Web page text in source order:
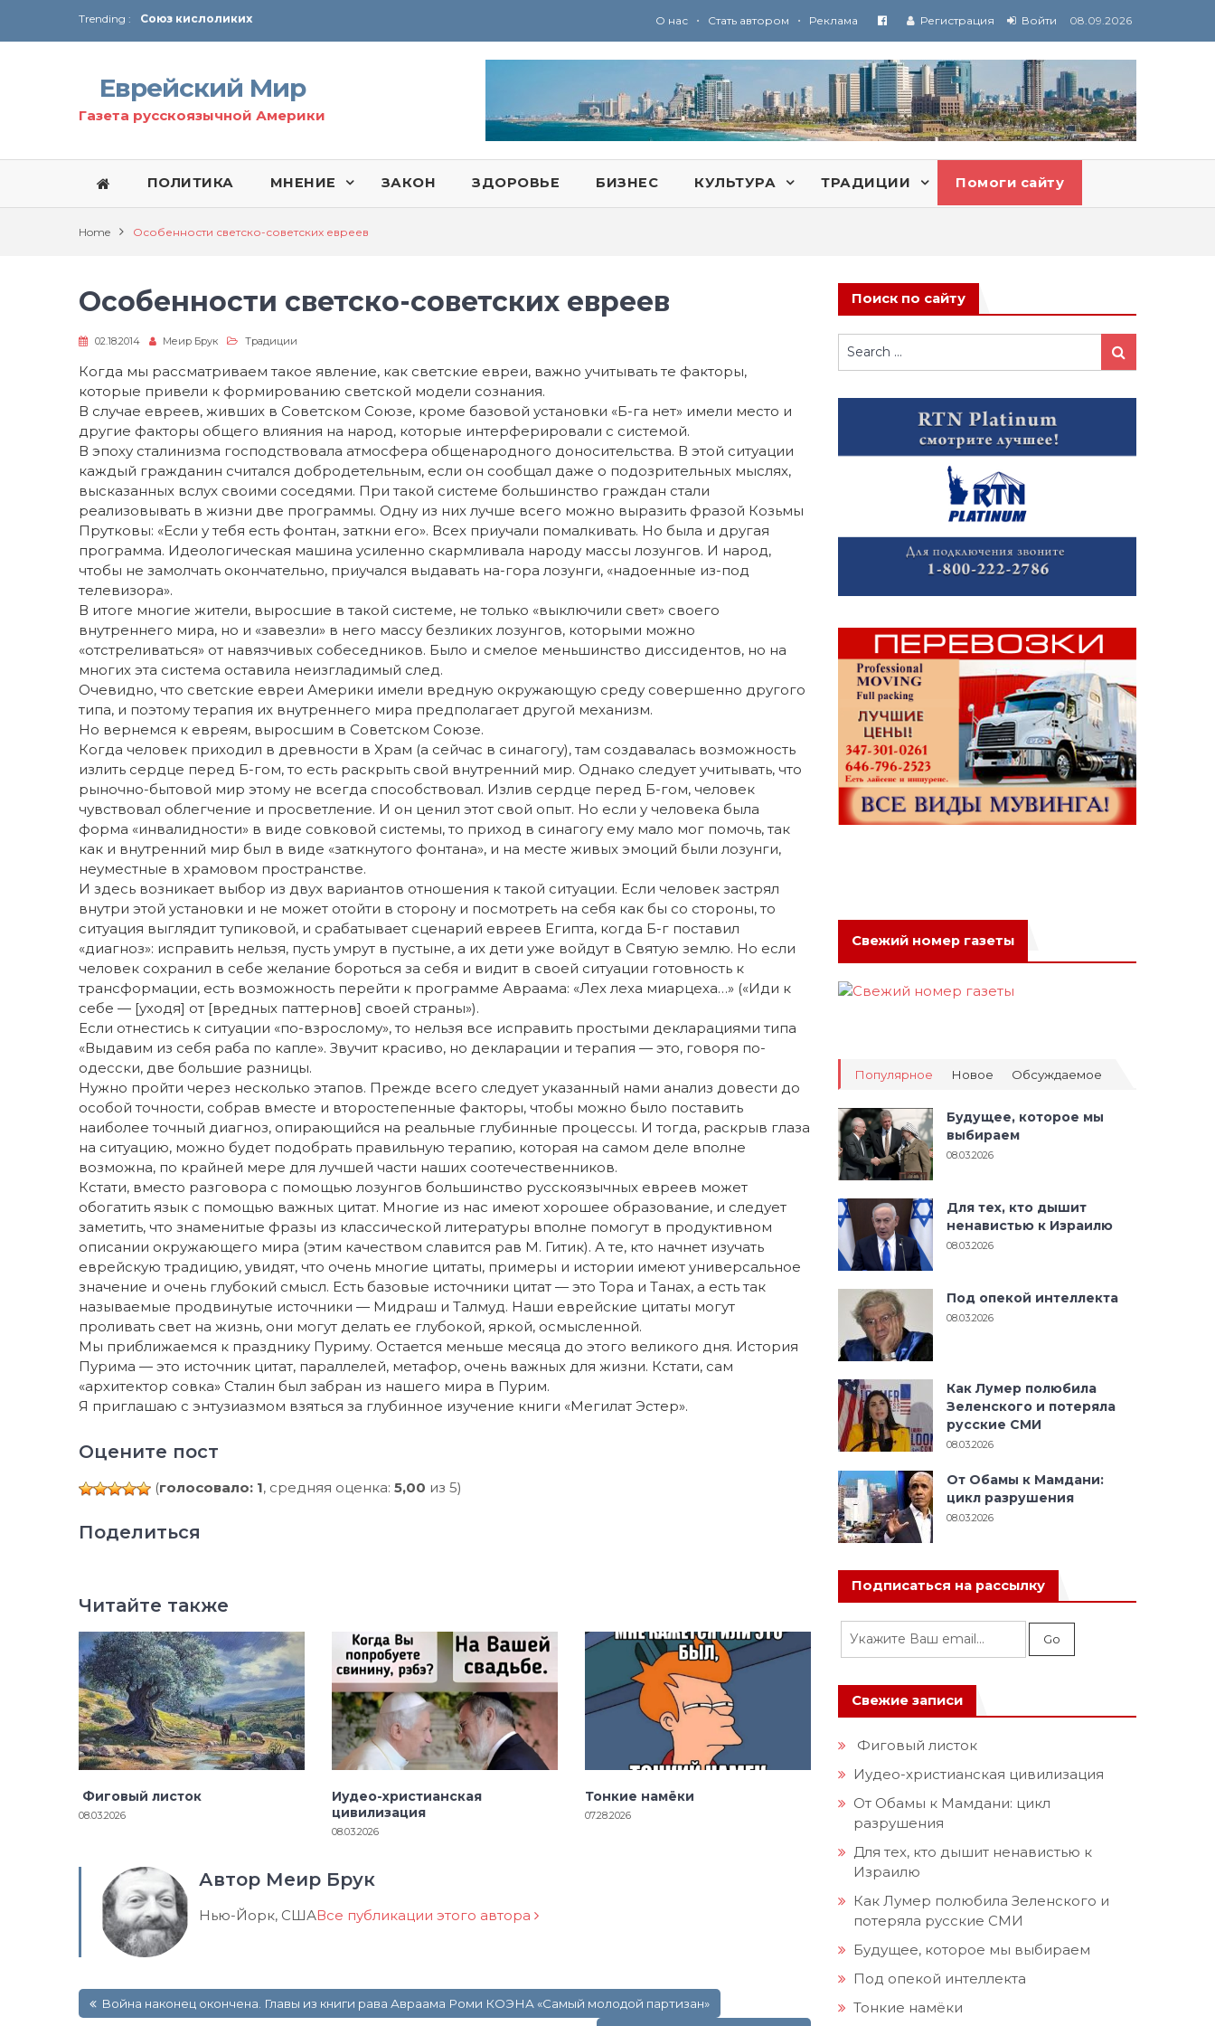
Trending :
Соглашение США с Ираном
Технология Революции в Иране
Ю
ридические услуги адвокатской коллегии «Эли Гервиц»: полное сопровождение на всех этапах
От Ирана до Ливана и Газы
О нас • Стать автором • Реклама Регистрация Войти 08.09.2026
Еврейский Мир
Газета русскоязычной Америки
ПОЛИТИКА МНЕНИЕ ЗАКОН ЗДОРОВЬЕ БИЗНЕС КУЛЬТУРА ТРАДИЦИИ Помоги сайту
Home Особенности светско-советских евреев
Особенности светско-советских евреев
02.18.2014 Меир Брук Традиции
Когда мы рассматриваем такое явление, как светские евреи, важно учитывать те факторы,
которые привели к формированию светской модели сознания.
В случае евреев, живших в Советском Союзе, кроме базовой установки «Б-га нет» имели место и
другие факторы общего влияния на народ, которые интерферировали с системой.
В эпоху сталинизма господствовала атмосфера общенародного доносительства. В этой ситуации
каждый гражданин считался добродетельным, если он сообщал даже о подозрительных мыслях,
высказанных вслух своими соседями. При такой системе большинство граждан стали
реализовывать в жизни две программы. Одну из них лучше всего можно выразить фразой Козьмы
Прутковы: «Если у тебя есть фонтан, заткни его». Всех приучали помалкивать. Но была и другая
программа. Идеологическая машина усиленно скармливала народу массы лозунгов. И народ,
чтобы не замолчать окончательно, приучался выдавать на-гора лозунги, «надоенные из-под
телевизора».
В итоге многие жители, выросшие в такой системе, не только «выключили свет» своего
внутреннего мира, но и «завезли» в него массу безликих лозунгов, которыми можно
«отстреливаться» от навязчивых собеседников. Было и смелое меньшинство диссидентов, но на
многих эта система оставила неизгладимый след.
Очевидно, что светские евреи Америки имели вредную окружающую среду совершенно другого
типа, и поэтому терапия их внутреннего мира предполагает другой механизм.
Но вернемся к евреям, выросшим в Советском Союзе.
Когда человек приходил в древности в Храм (а сейчас в синагогу), там создавалась возможность
излить сердце перед Б-гом, то есть раскрыть свой внутренний мир. Однако следует учитывать, что
рыночно-бытовой мир этому не всегда способствовал. Излив сердце перед Б-гом, человек
чувствовал облегчение и просветление. И он ценил этот свой опыт. Но если у человека была
форма «инвалидности» в виде совковой системы, то приход в синагогу ему мало мог помочь, так
как и внутренний мир был в виде «заткнутого фонтана», и на месте живых эмоций были лозунги,
неуместные в храмовом пространстве.
И здесь возникает выбор из двух вариантов отношения к такой ситуации. Если человек застрял
внутри этой установки и не может отойти в сторону и посмотреть на себя как бы со стороны, то
ситуация выглядит тупиковой, и срабатывает сценарий евреев Египта, когда Б-г поставил
«диагноз»: исправить нельзя, пусть умрут в пустыне, а их дети уже войдут в Святую землю. Но если
человек сохранил в себе желание бороться за себя и видит в своей ситуации готовность к
трансформации, есть возможность перейти к программе Авраама: «Лех леха миарцеха…» («Иди к
себе — [уходя] от [вредных паттернов] своей страны»).
Если отнестись к ситуации «по-взрослому», то нельзя все исправить простыми декларациями типа
«Выдавим из себя раба по капле». Звучит красиво, но декларации и терапия — это, говоря по-
одесски, две большие разницы.
Нужно пройти через несколько этапов. Прежде всего следует указанный нами анализ довести до
особой точности, собрав вместе и второстепенные факторы, чтобы можно было поставить
наиболее точный диагноз, опирающийся на реальные глубинные процессы. И тогда, раскрыв глаза
на ситуацию, можно будет подобрать правильную терапию, которая на самом деле вполне
возможна, по крайней мере для лучшей части наших соотечественников.
Кстати, вместо разговора с помощью лозунгов большинство русскоязычных евреев может
обогатить язык с помощью важных цитат. Многие из нас имеют хорошее образование, и следует
заметить, что знаменитые фразы из классической литературы вполне помогут в продуктивном
описании окружающего мира (этим качеством славится рав М. Гитик). А те, кто начнет изучать
еврейскую традицию, увидят, что очень многие цитаты, примеры и истории имеют универсальное
значение и очень глубокий смысл. Есть базовые источники цитат — это Тора и Танах, а есть так
называемые продвинутые источники — Мидраш и Талмуд. Наши еврейские цитаты могут
проливать свет на жизнь, они могут делать ее глубокой, яркой, осмысленной.
Мы приближаемся к празднику Пуриму. Остается меньше месяца до этого великого дня. История
Пурима — это источник цитат, параллелей, метафор, очень важных для жизни. Кстати, сам
«архитектор совка» Сталин был забран из нашего мира в Пурим.
Я приглашаю с энтузиазмом взяться за глубинное изучение книги «Мегилат Эстер».
Оцените пост
(голосовало: 1, средняя оценка: 5,00 из 5)
Поделиться
Читайте также
Фиговый листок
08.03.2026
Иудео-христианская
цивилизация
08.03.2026
Тонкие намёки
07.28.2026
Автор Меир Брук
Нью-Йорк, СШАВсе публикации этого автора
по Война наконец окончена. Главы из книги рава Авраама Роми КОЭНА «Самый молодой партизан»
Поиск по сайту
Search
for:
Search
Свежий номер газеты
Популярное Новое Обсуждаемое
Будущее, которое мы
выбираем
08.03.2026
Для тех, кто дышит
ненавистью к Израилю
08.03.2026
Под опекой интеллекта
08.03.2026
Как Лумер полюбила
Зеленского и потеряла
русские СМИ
08.03.2026
От Обамы к Мамдани:
цикл разрушения
08.03.2026
Подписаться на рассылку
Свежие записи
Фиговый листок
Иудео-христианская цивилизация
От Обамы к Мамдани: цикл
разрушения
Для тех, кто дышит ненавистью к
Израилю
Как Лумер полюбила Зеленского и
потеряла русские СМИ
Будущее, которое мы выбираем
Под опекой интеллекта
Тонкие намёки